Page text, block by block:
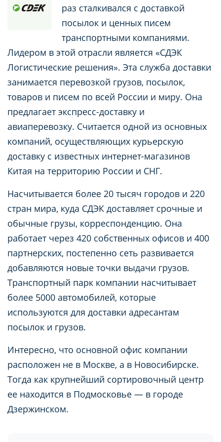
раз сталкивался с доставкой
посылок и ценных писем
транспортными компаниями.
Лидером в этой отрасли является «СДЭК
Логистические решения». Эта служба доставки
занимается перевозкой грузов, посылок,
товаров и писем по всей России и миру. Она
предлагает экспресс-доставку и
авиаперевозку. Считается одной из основных
компаний, осуществляющих курьерскую
доставку с известных интернет-магазинов
Китая на территорию России и СНГ.
Насчитывается более 20 тысяч городов и 220
стран мира, куда СДЭК доставляет срочные и
обычные грузы, корреспонденцию. Она
работает через 420 собственных офисов и 400
партнерских, постепенно сеть развивается
добавляются новые точки выдачи грузов.
Транспортный парк компании насчитывает
более 5000 автомобилей, которые
используются для доставки адресантам
посылок и грузов.
Интересно, что основной офис компании
расположен не в Москве, а в Новосибирске.
Тогда как крупнейший сортировочный центр
ее находится в Подмосковье — в городе
Дзержинском.